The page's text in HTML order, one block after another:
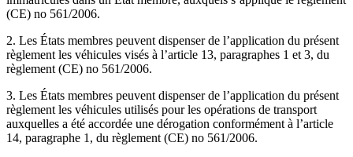
(CE) no 561/2006.
2. Les États membres peuvent dispenser de l’application du présent
règlement les véhicules visés à l’article 13, paragraphes 1 et 3, du
règlement (CE) no 561/2006.
3. Les États membres peuvent dispenser de l’application du présent
règlement les véhicules utilisés pour les opérations de transport
auxquelles a été accordée une dérogation conformément à l’article
14, paragraphe 1, du règlement (CE) no 561/2006.